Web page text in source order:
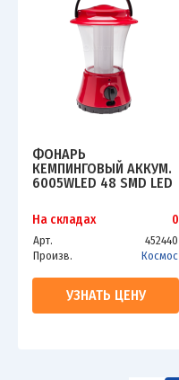
ФОНАРЬ
КЕМПИНГОВЫЙ АККУМ.
6005WLED 48 SMD LED
KOCACCU6005WLED
На складах 0
Арт.
452440
Произв.
Космос
УЗНАТЬ ЦЕНУ